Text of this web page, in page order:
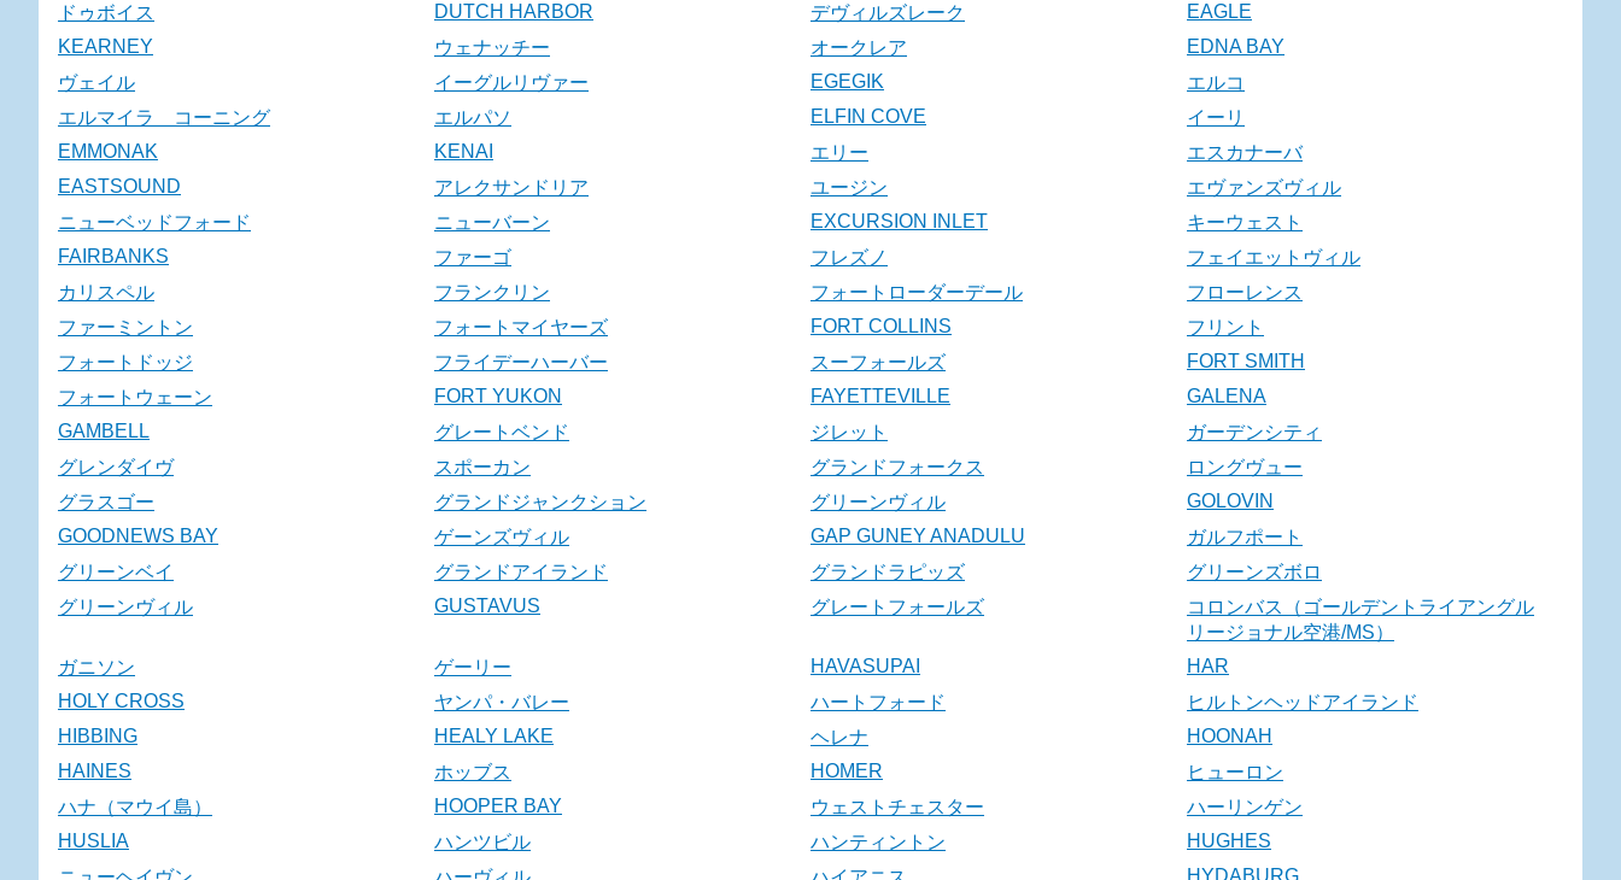
ドゥボイス DUTCH HARBOR デヴィルズレーク
EAGLE
KEARNEY
ウェナッチー オークレア
EDNA BAY
ヴェイル
イーグルリヴァー EGEGIK
エルコ
エルマイラ コーニング
エルパソ ELFIN COVE
イーリ
EMMONAK
KENAI エリー
エスカナーバ
EASTSOUND
アレクサンドリア ユージン
エヴァンズヴィル
ニューベッドフォード
ニューバーン EXCURSION INLET
キーウェスト
FAIRBANKS
ファーゴ フレズノ
フェイエットヴィル
カリスペル
フランクリン フォートローダーデール
フローレンス
ファーミントン
フォートマイヤーズ FORT COLLINS
フリント
フォートドッジ
フライデーハーバー スーフォールズ
FORT SMITH
フォートウェーン
FORT YUKON FAYETTEVILLE
GALENA
GAMBELL
グレートベンド ジレット
ガーデンシティ
グレンダイヴ
スポーカン グランドフォークス
ロングヴュー
グラスゴー
グランドジャンクション グリーンヴィル
GOLOVIN
GOODNEWS BAY
ゲーンズヴィル GAP GUNEY ANADULU
ガルフポート
グリーンベイ
グランドアイランド グランドラピッズ
グリーンズボロ
グリーンヴィル
GUSTAVUS グレートフォールズ
コロンバス（ゴールデントライアングル
リージョナル空港/MS）
ガニソン
ゲーリー HAVASUPAI
HAR
HOLY CROSS
ヤンパ・バレー ハートフォード
ヒルトンヘッドアイランド
HIBBING
HEALY LAKE ヘレナ
HOONAH
HAINES
ホッブス HOMER
ヒューロン
ハナ（マウイ島）
HOOPER BAY ウェストチェスター
ハーリンゲン
HUSLIA
ハンツビル ハンティントン
HUGHES
HYDABURG